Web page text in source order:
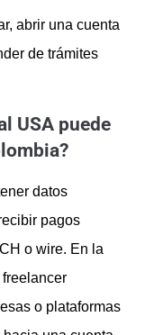
abrir una cuenta
de trámites
USA puede
datos
pagos
o wire. En la
o plataformas